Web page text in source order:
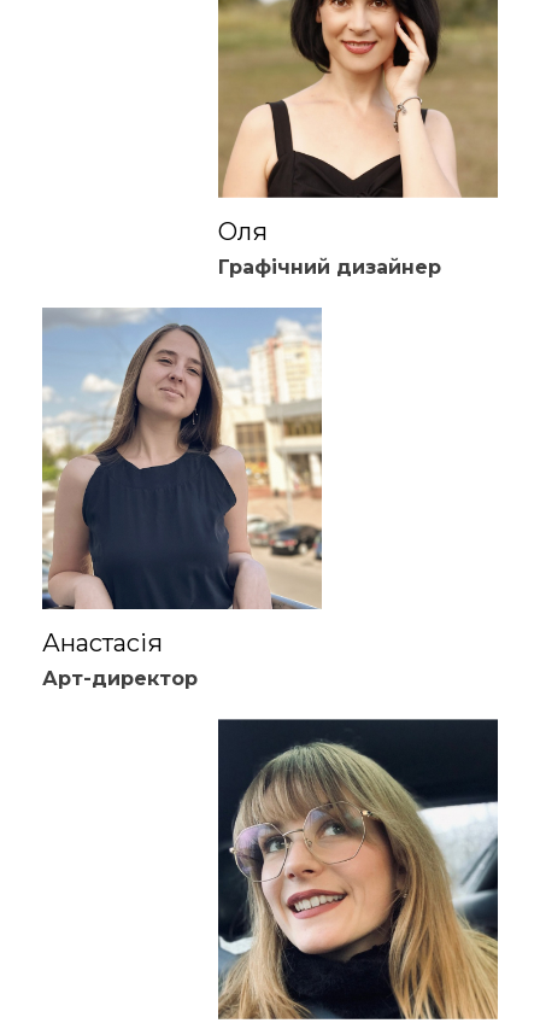
Оля
Графічний дизайнер
Анастасія
Арт-директор